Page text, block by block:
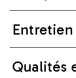
Entretien
Qualités